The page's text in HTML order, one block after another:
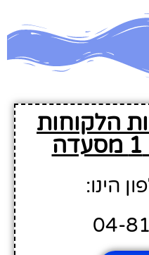
הלקוחות
הינו:
04-